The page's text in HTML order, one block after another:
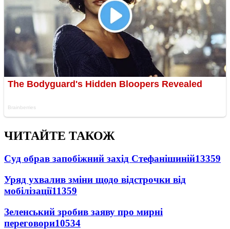
ЧИТАЙТЕ ТАКОЖ
Суд обрав запобіжний захід Стефанішиній13359
Уряд ухвалив зміни щодо відстрочки від
мобілізації11359
Зеленський зробив заяву про мирні
переговори10534